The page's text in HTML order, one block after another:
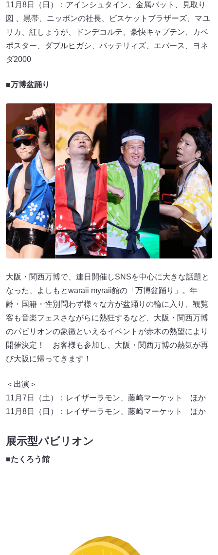
11月8日（日）：アインシュタイン、金属バット、見取り
図 、黒帯、ニッポンの社長、ビスケットブラザーズ、マユ
リカ、紅しょうが、ドンデコルテ、豪快キャプテン、カベ
ポスター、ダブルヒガシ、バッテリィズ、エバース、ヨネ
ダ2000
■万博盆踊り
大阪・関西万博で、連日開催しSNSを中心に大きな話題と
なった、よしもとwaraii myraii館の「万博盆踊り」。年
齢・国籍・性別問わず様々な方が盆踊りの輪に入り、観覧
客も音楽フェスさながらに熱狂するなど、大阪・関西万博
のパビリオンの象徴といえるイベントが赤木の熱望により
開催決定！ お客様も参加し、大阪・関西万博の熱気が再
び大阪に帰ってきます！
＜出演＞
11月7日（土）：レイザーラモン、藤崎マーケット ほか
11月8日（日）：レイザーラモン、藤崎マーケット ほか
展示型パビリオン
■たくろう館